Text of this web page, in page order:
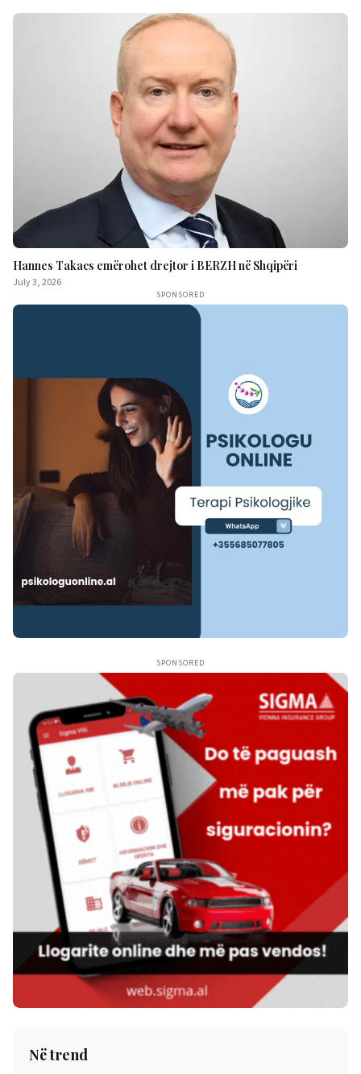
Hannes Takacs emërohet drejtor i BERZH në Shqipëri
July 3, 2026
SPONSORED
SPONSORED
Në trend